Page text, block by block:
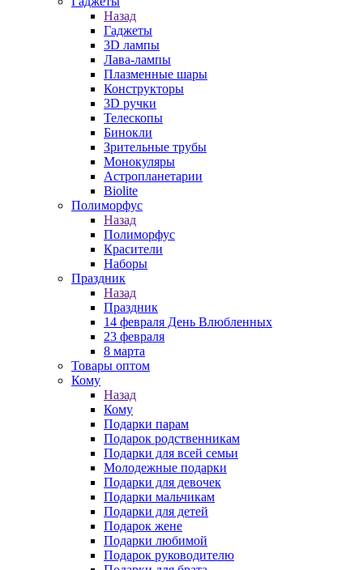
Назад
Гаджеты
3D лампы
Лава-лампы
Плазменные шары
Конструкторы
3D ручки
Телескопы
Бинокли
Зрительные трубы
Монокуляры
Астропланетарии
Biolite
Полиморфус
Назад
Полиморфус
Красители
Наборы
Праздник
Назад
Праздник
14 февраля День Влюбленных
23 февраля
8 марта
Товары оптом
Кому
Назад
Кому
Подарки парам
Подарок родственникам
Подарки для всей семьи
Молодежные подарки
Подарки для девочек
Подарки мальчикам
Подарки для детей
Подарок жене
Подарки любимой
Подарок руководителю